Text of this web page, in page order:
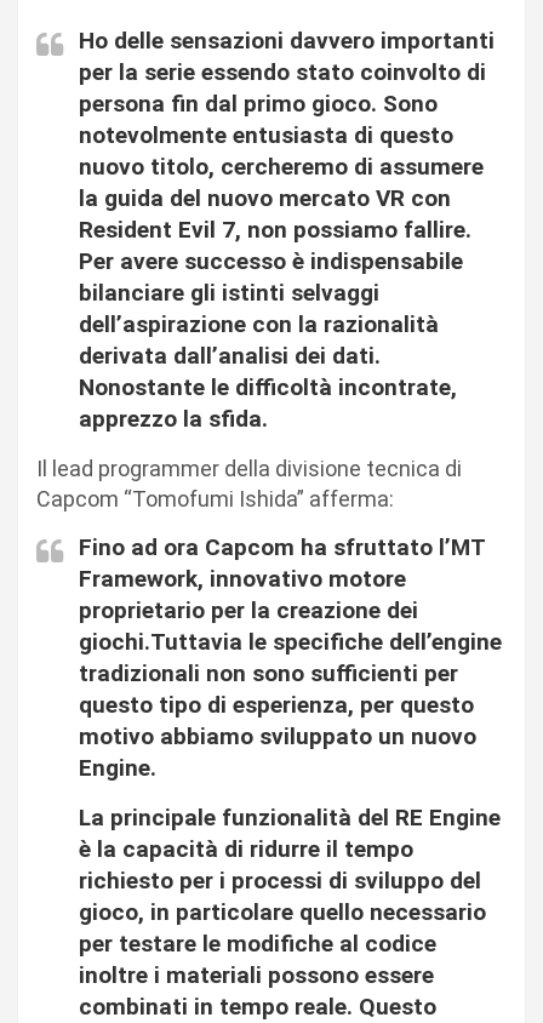
Ho delle sensazioni davvero importanti
per la serie essendo stato coinvolto di
persona fin dal primo gioco. Sono
notevolmente entusiasta di questo
nuovo titolo, cercheremo di assumere
la guida del nuovo mercato VR con
Resident Evil 7, non possiamo fallire.
Per avere successo è indispensabile
bilanciare gli istinti selvaggi
dell’aspirazione con la razionalità
derivata dall’analisi dei dati.
Nonostante le difficoltà incontrate,
apprezzo la sfida.
Il lead programmer della divisione tecnica di
Capcom “Tomofumi Ishida” afferma:
Fino ad ora Capcom ha sfruttato l’MT
Framework, innovativo motore
proprietario per la creazione dei
giochi.Tuttavia le specifiche dell’engine
tradizionali non sono sufficienti per
questo tipo di esperienza, per questo
motivo abbiamo sviluppato un nuovo
Engine.
La principale funzionalità del RE Engine
è la capacità di ridurre il tempo
richiesto per i processi di sviluppo del
gioco, in particolare quello necessario
per testare le modifiche al codice
inoltre i materiali possono essere
combinati in tempo reale. Questo